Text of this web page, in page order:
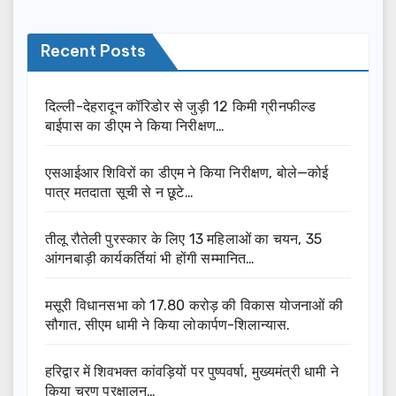
Recent Posts
दिल्ली-देहरादून कॉरिडोर से जुड़ी 12 किमी ग्रीनफील्ड
बाईपास का डीएम ने किया निरीक्षण…
एसआईआर शिविरों का डीएम ने किया निरीक्षण, बोले—कोई
पात्र मतदाता सूची से न छूटे…
तीलू रौतेली पुरस्कार के लिए 13 महिलाओं का चयन, 35
आंगनबाड़ी कार्यकर्तियां भी होंगी सम्मानित…
मसूरी विधानसभा को 17.80 करोड़ की विकास योजनाओं की
सौगात, सीएम धामी ने किया लोकार्पण-शिलान्यास.
हरिद्वार में शिवभक्त कांवड़ियों पर पुष्पवर्षा, मुख्यमंत्री धामी ने
किया चरण प्रक्षालन…